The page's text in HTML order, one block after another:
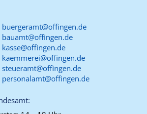
buergeramt@offingen.de
bauamt@offingen.de
kasse@offingen.de
kaemmerei@offingen.de
steueramt@offingen.de
personalamt@offingen.de